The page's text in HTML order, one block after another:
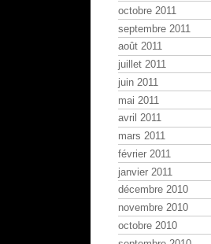
octobre 2011
septembre 2011
août 2011
juillet 2011
juin 2011
mai 2011
avril 2011
mars 2011
février 2011
janvier 2011
décembre 2010
novembre 2010
octobre 2010